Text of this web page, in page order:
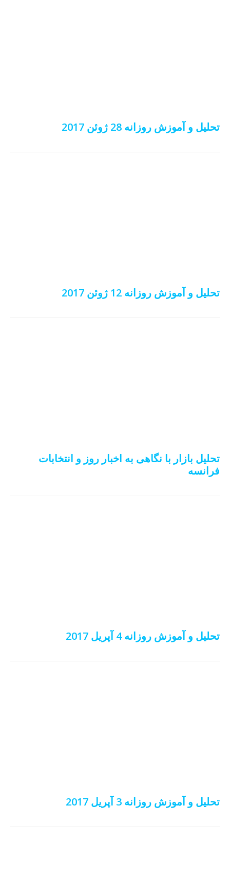
تحلیل و آموزش روزانه 28 ژوئن 2017
تحلیل و آموزش روزانه 12 ژوئن 2017
تحلیل بازار با نگاهی به اخبار روز و انتخابات
فرانسه
تحلیل و آموزش روزانه 4 آپریل 2017
تحلیل و آموزش روزانه 3 آپریل 2017